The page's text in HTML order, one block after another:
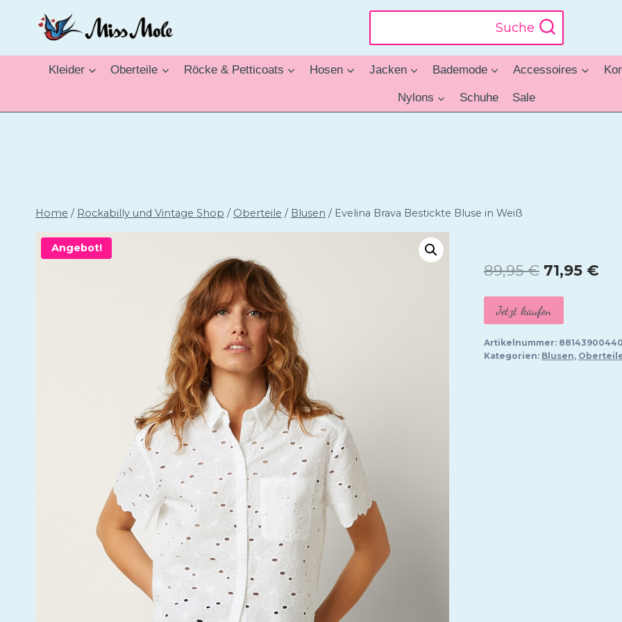
Suche
Kleider Oberteile Röcke & Petticoats Hosen Jacken Bademode Accessoires
Nylons Schuhe Sale
Home / Rockabilly und Vintage Shop / Oberteile / Blusen / Evelina Brava Bestickte Bluse in Weiß
Angebot!
89,95€
Preis
war:
89,95 €
71,95 €
Jetzt kaufen
Artikelnummer:
Kategorien: Blusen,